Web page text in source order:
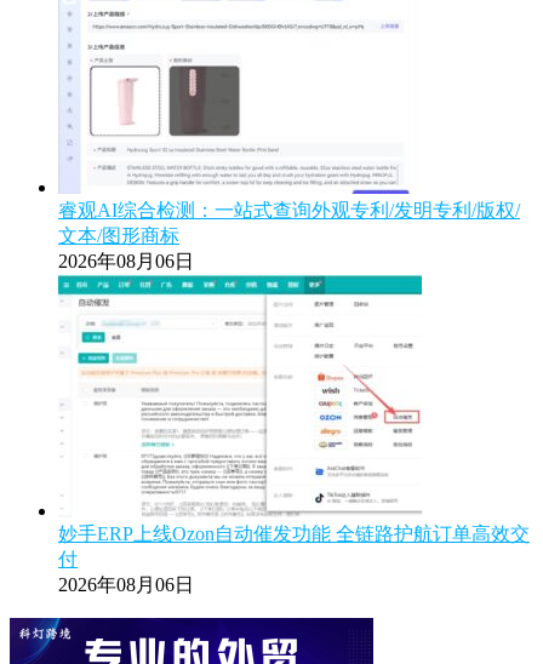
睿观AI综合检测：一站式查询外观专利/发明专利/版权/
文本/图形商标
2026年08月06日
妙手ERP上线Ozon自动催发功能 全链路护航订单高效交
付
2026年08月06日